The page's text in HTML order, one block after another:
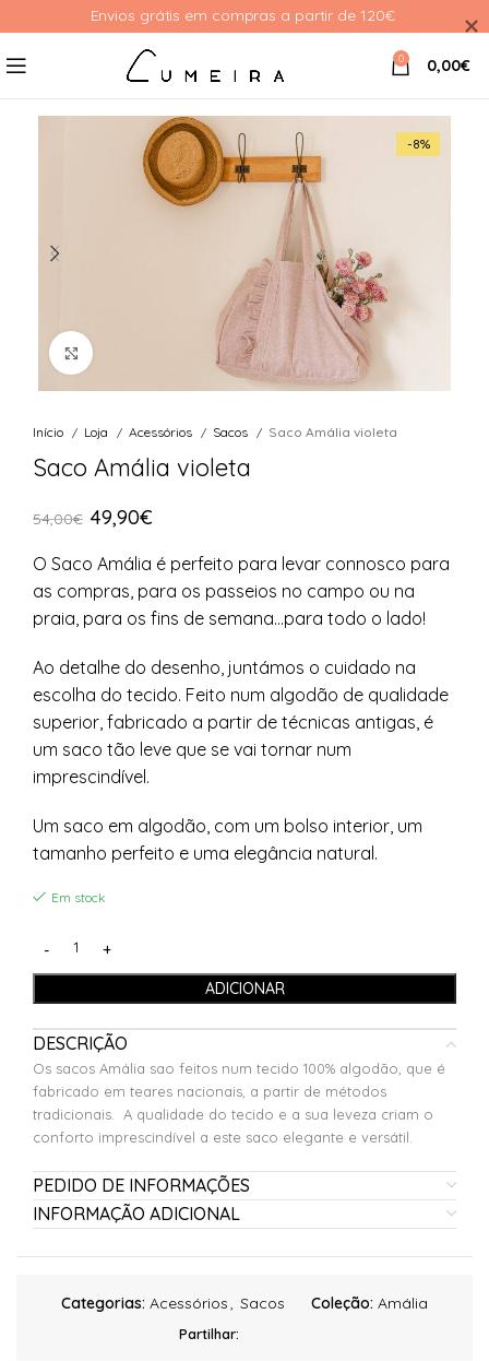
0 0,00€
-8%
Início Loja Acessórios Sacos Saco Amália violeta
Saco Amália violeta
54,00€ 49,90€
O Saco Amália é perfeito para levar connosco para
as compras, para os passeios no campo ou na
praia, para os fins de semana…para todo o lado!
Ao detalhe do desenho, juntámos o cuidado na
escolha do tecido. Feito num algodão de qualidade
superior, fabricado a partir de técnicas antigas, é
um saco tão leve que se vai tornar num
imprescindível.
Um saco em algodão, com um bolso interior, um
tamanho perfeito e uma elegância natural.
Em stock
ADICIONAR
DESCRIÇÃO
Os sacos Amália sao feitos num tecido 100% algodão, que é
fabricado em teares nacionais, a partir de métodos
tradicionais. A qualidade do tecido e a sua leveza criam o
conforto imprescindível a este saco elegante e versátil.
PEDIDO DE INFORMAÇÕES
INFORMAÇÃO ADICIONAL
Categorias: Acessórios, Sacos Coleção: Amália
Partilhar:
Envios grátis em compras a partir de 120€